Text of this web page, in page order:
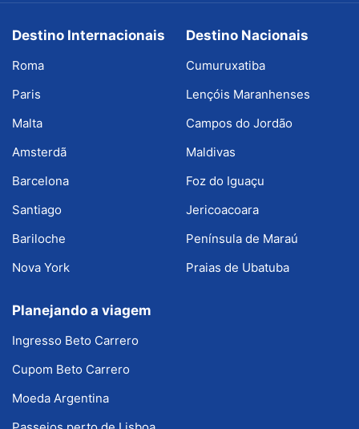
Destino Internacionais
Roma
Paris
Malta
Amsterdã
Barcelona
Santiago
Bariloche
Nova York
Destino Nacionais
Cumuruxatiba
Lençóis Maranhenses
Campos do Jordão
Maldivas
Foz do Iguaçu
Jericoacoara
Península de Maraú
Praias de Ubatuba
Planejando a viagem
Ingresso Beto Carrero
Cupom Beto Carrero
Moeda Argentina